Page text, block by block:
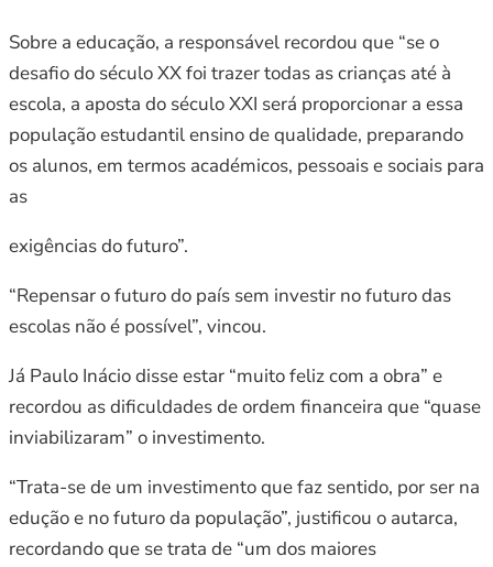
Sobre a educação, a responsável recordou que “se o
desafio do século XX foi trazer todas as crianças até à
escola, a aposta do século XXI será proporcionar a essa
população estudantil ensino de qualidade, preparando
os alunos, em termos académicos, pessoais e sociais para
as
exigências do futuro”.
“Repensar o futuro do país sem investir no futuro das
escolas não é possível”, vincou.
Já Paulo Inácio disse estar “muito feliz com a obra” e
recordou as dificuldades de ordem financeira que “quase
inviabilizaram” o investimento.
“Trata-se de um investimento que faz sentido, por ser na
edução e no futuro da população”, justificou o autarca,
recordando que se trata de “um dos maiores